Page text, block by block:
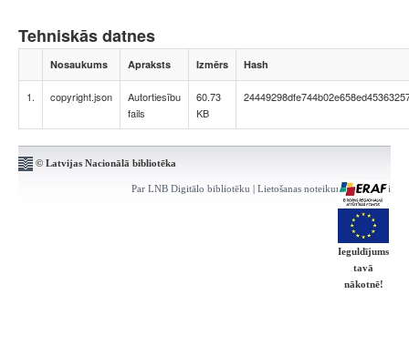
Tehniskās datnes
Nosaukums Apraksts Izmērs Hash
1. copyright.json
Autortiesību
fails
60.73
KB
© Latvijas Nacionālā bibliotēka
Par LNB Digitālo bibliotēku | Lietošanas noteikumi | Kontakti
Ieguldījums
tavā
nākotnē!